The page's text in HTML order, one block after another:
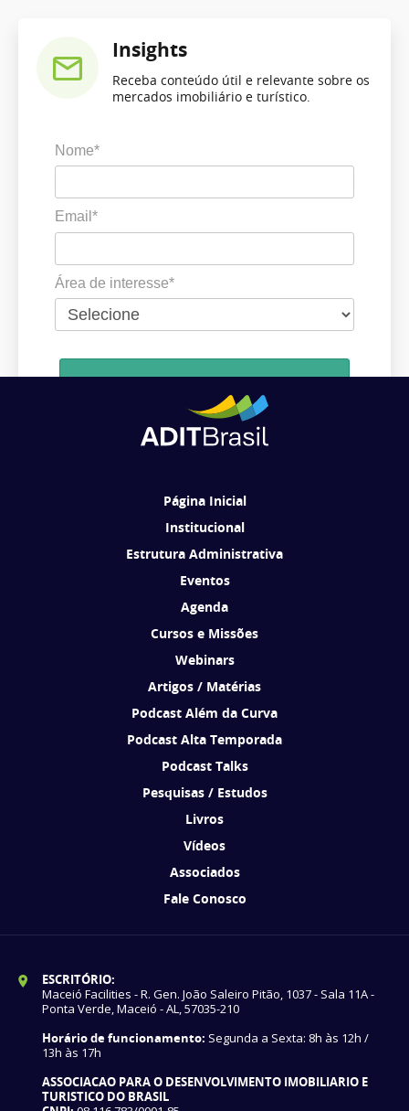
Insights
Receba conteúdo útil e relevante sobre os
mercados imobiliário e turístico.
Nome*
Email*
Área de interesse*
Ao se cadastrar, você concorda em receber comunicações da ADIT
Página Inicial
Institucional
Estrutura Administrativa
Eventos
Agenda
Cursos e Missões
Webinars
Artigos / Matérias
Podcast Além da Curva
Podcast Alta Temporada
Podcast Talks
Pesquisas / Estudos
Livros
Vídeos
Associados
Fale Conosco
ESCRITÓRIO:
Maceió Facilities - R. Gen. João Saleiro Pitão, 1037 - Sala 11A -
Ponta Verde, Maceió - AL, 57035-210
Horário de funcionamento: Segunda a Sexta: 8h às 12h /
13h às 17h
ASSOCIACAO PARA O DESENVOLVIMENTO IMOBILIARIO E
TURISTICO DO BRASIL